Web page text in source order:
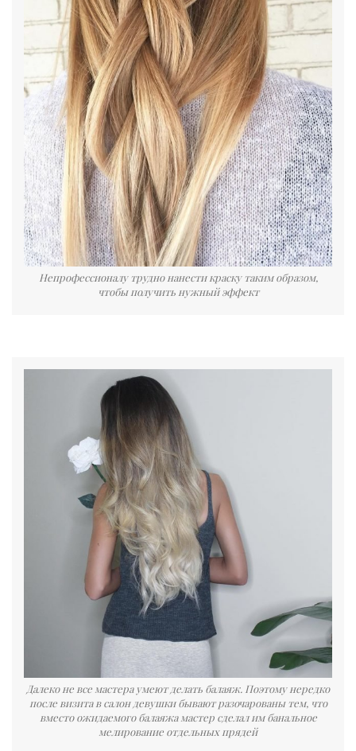
Непрофессионалу трудно нанести краску таким образом,
чтобы получить нужный эффект
Далеко не все мастера умеют делать балаяж. Поэтому нередко
после визита в салон девушки бывают разочарованы тем, что
вместо ожидаемого балаяжа мастер сделал им банальное
мелирование отдельных прядей